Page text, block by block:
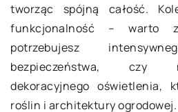
tworząc spójną całość.
funkcjonalność – warto
potrzebujesz
bezpieczeństwa, czy
dekoracyjnego oświetlenia,
roślin i architektury ogrodowej.